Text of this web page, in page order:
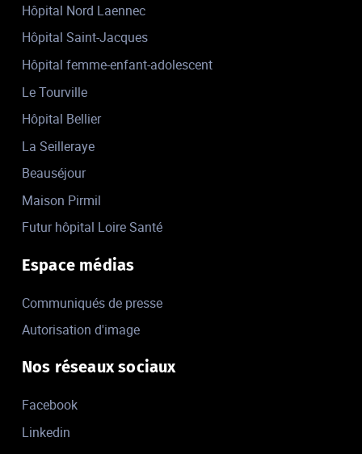
Hôpital Nord Laennec
Hôpital Saint-Jacques
Hôpital femme-enfant-adolescent
Le Tourville
Hôpital Bellier
La Seilleraye
Beauséjour
Maison Pirmil
Futur hôpital Loire Santé
Espace médias
Communiqués de presse
Autorisation d'image
Nos réseaux sociaux
Facebook
Linkedin